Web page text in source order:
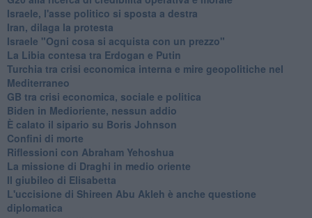
Israele, l'asse politico si sposta a destra
Iran, dilaga la protesta
Israele "Ogni cosa si acquista con un prezzo"
La Libia contesa tra Erdogan e Putin
Turchia tra crisi economica interna e mire geopolitiche nel
Mediterraneo
GB tra crisi economica, sociale e politica
Biden in Medioriente, nessun addio
È calato il sipario su Boris Johnson
Confini di morte
Riflessioni con Abraham Yehoshua
La missione di Draghi in medio oriente
Il giubileo di Elisabetta
L'uccisione di Shireen Abu Akleh è anche questione
diplomatica